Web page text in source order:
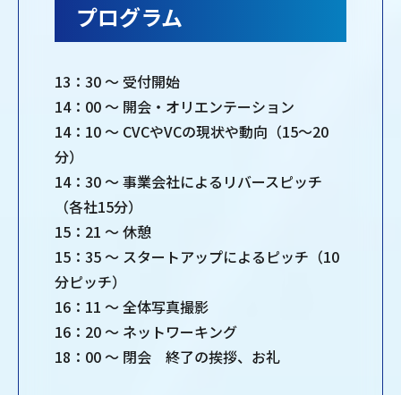
プログラム
13：30 ～ 受付開始
14：00 ～ 開会・オリエンテーション
14：10 ～ CVCやVCの現状や動向（15〜20
分）
14：30 ～ 事業会社によるリバースピッチ
（各社15分）
15：21 ～ 休憩
15：35 ～ スタートアップによるピッチ（10
分ピッチ）
16：11 ～ 全体写真撮影
16：20 ～ ネットワーキング
18：00 ～ 閉会 終了の挨拶、お礼